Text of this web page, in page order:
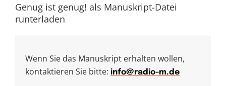
Genug ist genug! als Manuskript-Datei
runterladen
Wenn Sie das Manuskript erhalten wollen,
kontaktieren Sie bitte: info@radio-m.de